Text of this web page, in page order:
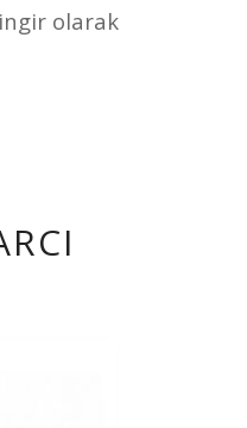
olarak